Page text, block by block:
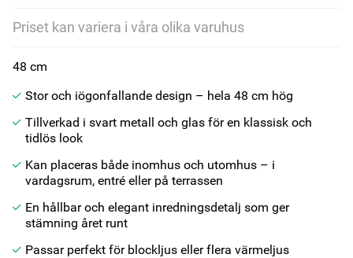
Priset kan variera i våra olika varuhus
48 cm
Stor och iögonfallande design – hela 48 cm hög
Tillverkad i svart metall och glas för en klassisk och
tidlös look
Kan placeras både inomhus och utomhus – i
vardagsrum, entré eller på terrassen
En hållbar och elegant inredningsdetalj som ger
stämning året runt
Passar perfekt för blockljus eller flera värmeljus